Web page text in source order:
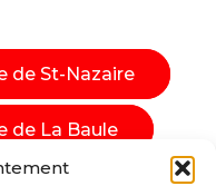
de St-Nazaire
de La Baule